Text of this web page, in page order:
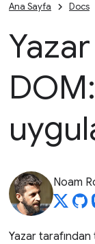
Ana Sayfa Docs
Noam
Yazar tarafından